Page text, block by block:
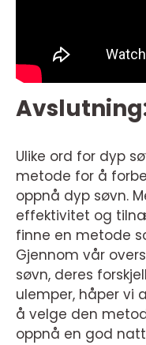
Ulike ord for dyp
metode for å
oppnå dyp søvn.
effektivitet og
finne en metode
Gjennom vår
søvn, deres
ulemper, håper vi
å velge den
oppnå en god